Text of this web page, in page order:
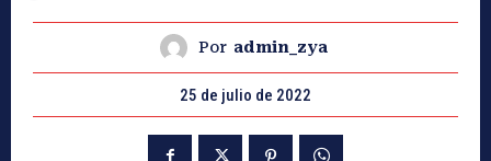
Por admin_zya
25 de julio de 2022